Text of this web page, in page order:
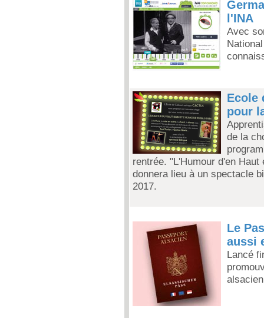
l'INA
Avec
Ecole
pour
de la
rentrée. "L'Humour d'en
donnera lieu à un spectacle
2017.
Le
aussi
Lancé